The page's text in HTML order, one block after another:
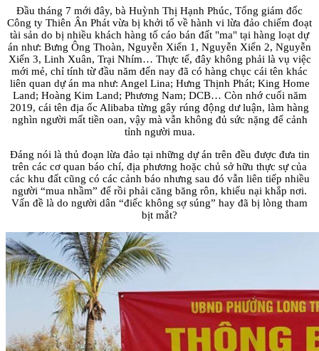
Đầu tháng 7 mới đây, bà Huỳnh Thị Hạnh Phúc, Tổng giám đốc
Công ty Thiên Ân Phát vừa bị khởi tố về hành vi lừa đảo chiếm đoạt
tài sản do bị nhiều khách hàng tố cáo bán đất "ma" tại hàng loạt dự
án như: Bưng Ông Thoàn, Nguyễn Xiển 1, Nguyễn Xiển 2, Nguyễn
Xiển 3, Linh Xuân, Trại Nhím… Thực tế, đây không phải là vụ việc
mới mẻ, chỉ tính từ đầu năm đến nay đã có hàng chục cái tên khác
liên quan dự án ma như: Angel Lina; Hưng Thịnh Phát; King Home
Land; Hoàng Kim Land; Phương Nam; DCB… Còn nhớ cuối năm
2019, cái tên địa ốc Alibaba từng gây rúng động dư luận, làm hàng
nghìn người mất tiền oan, vậy mà vẫn không đủ sức nặng để cảnh
tỉnh người mua.
Đáng nói là thủ đoạn lừa đảo tại những dự án trên đều được đưa tin
trên các cơ quan báo chí, địa phương hoặc chủ sở hữu thực sự của
các khu đất cũng có các cảnh báo nhưng sau đó vẫn liên tiếp nhiều
người “mua nhầm” để rồi phải căng băng rôn, khiếu nại khắp nơi.
Vấn đề là do người dân “điếc không sợ súng” hay đã bị lòng tham
bịt mắt?